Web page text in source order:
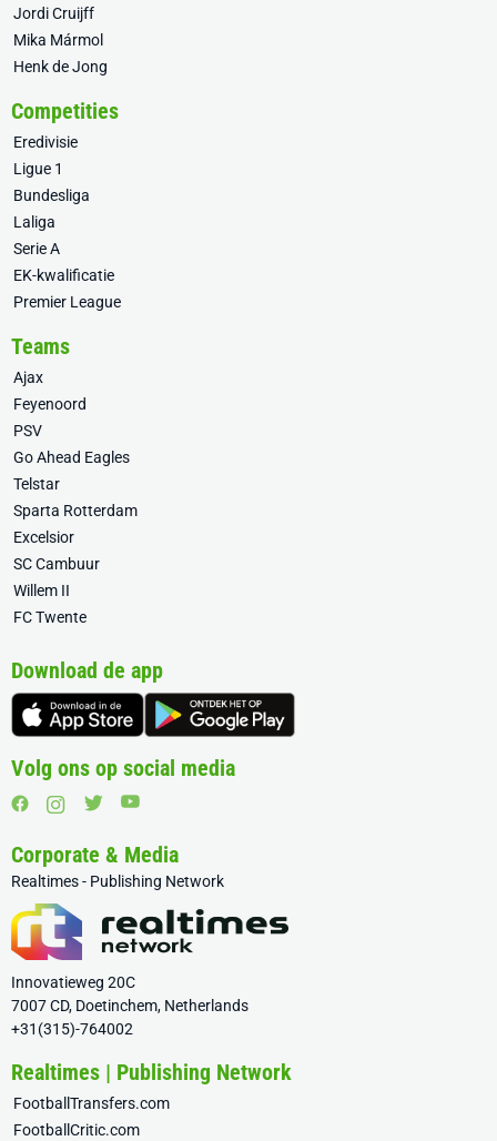
Jordi Cruijff
Mika Mármol
Henk de Jong
Competities
Eredivisie
Ligue 1
Bundesliga
Laliga
Serie A
EK-kwalificatie
Premier League
Teams
Ajax
Feyenoord
PSV
Go Ahead Eagles
Telstar
Sparta Rotterdam
Excelsior
SC Cambuur
Willem II
FC Twente
Download de app
Volg ons op social media
Corporate & Media
Realtimes - Publishing Network
Innovatieweg 20C
7007 CD, Doetinchem, Netherlands
+31(315)-764002
Realtimes | Publishing Network
FootballTransfers.com
FootballCritic.com